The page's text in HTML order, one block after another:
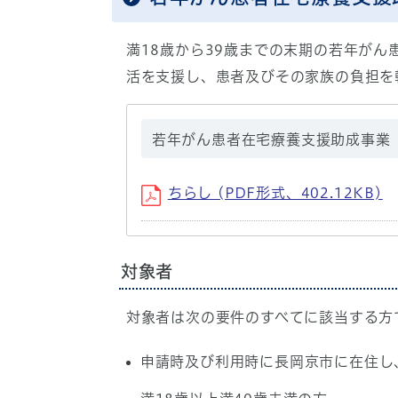
満18歳から39歳までの末期の若年がん
活を支援し、患者及びその家族の負担
若年がん患者在宅療養支援助成事業
ちらし (PDF形式、402.12KB)
対象者
対象者は次の要件のすべてに該当する方
申請時及び利用時に長岡京市に在住